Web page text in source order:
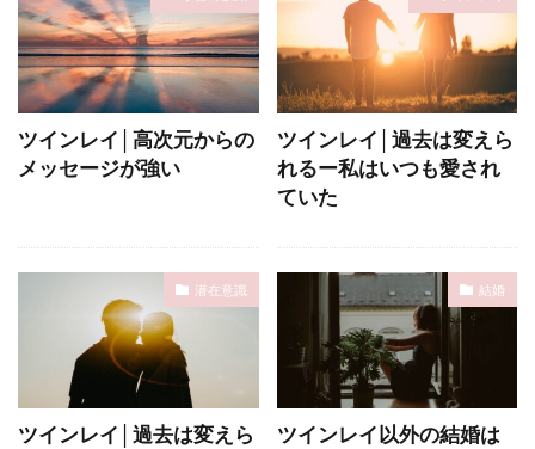
ツインレイ│高次元からの
メッセージが強い
ツインレイ│過去は変えら
れるー私はいつも愛され
ていた
潜在意識
ツインレイ│過去は変えら
結婚
ツインレイ以外の結婚は